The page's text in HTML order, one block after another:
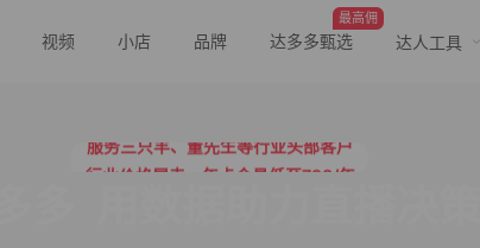
视频 小店 品牌
最高佣
达多多甄选 达人工具
行业价格屠夫，年卡会员低至798/年